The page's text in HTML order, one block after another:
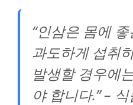
“인삼은 몸에
과도하게 섭취
발생할 경우에
야 합니다.” –